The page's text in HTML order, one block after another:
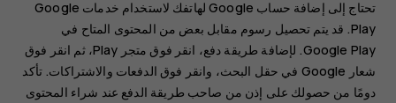
تحتاج إلى إضافة حساب Google لهاتفك لاستخدام خدمات Google
Play. قد يتم تحصيل رسوم مقابل بعض من المحتوى المتاح في
Google Play. لإضافة طريقة دفع، انقر فوق
متجر Play
، ثم انقر فوق
شعار Google في حقل البحث، وانقر فوق
الدفعات والاشتراكات‬‏‫. تأكد
دومًا من حصولك على إذن من صاحب طريقة الدفع عند شراء المحتوى